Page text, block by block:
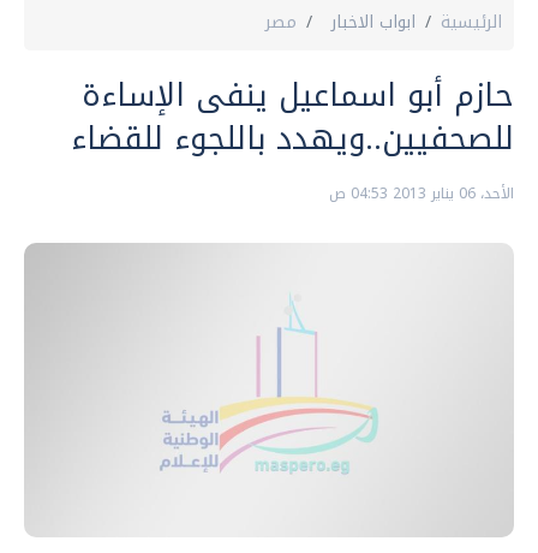
الرئيسية ابواب الاخبار مصر
حازم أبو اسماعيل ينفى الإساءة
للصحفيين..ويهدد باللجوء للقضاء
الأحد، 06 يناير 2013 04:53 ص